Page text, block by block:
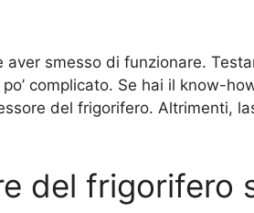
smesso di funzionare.
complicato. Se hai il know-
del frigorifero. Altrimenti,
del frigorifero